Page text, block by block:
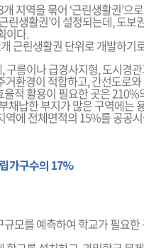
지역을 묶어 ‘근린생활권’으
린생활권’이 설정되는데, 도
이다.
근린생활권 단위로 개발하기
구릉이나 급경사지형, 도시경
환경이 적합하고, 간선도로
적 활용이 필요한 곳은 210%
채납한 부지가 많은 구역에는
역에 전체면적의 15%를 공공
가구수의 17%
모를 예측하여 학교가 필요